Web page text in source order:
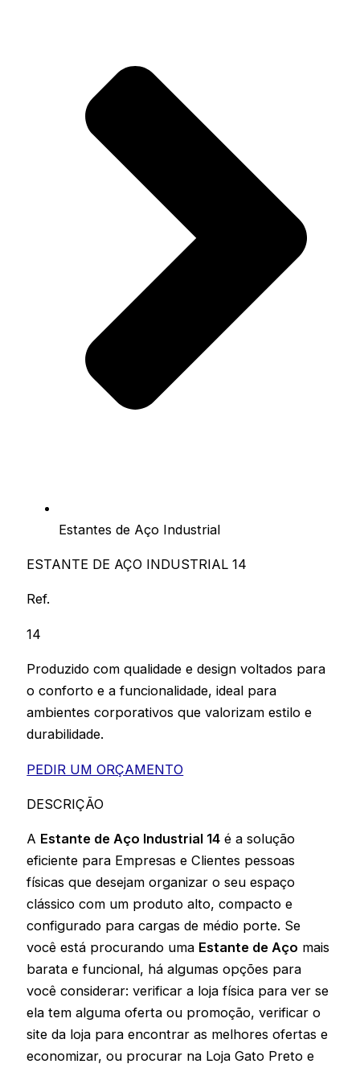
Estantes de Aço Industrial
ESTANTE DE AÇO INDUSTRIAL 14
Ref.
14
Produzido com qualidade e design voltados para
o conforto e a funcionalidade, ideal para
ambientes corporativos que valorizam estilo e
durabilidade.
PEDIR UM ORÇAMENTO
DESCRIÇÃO
A Estante de Aço Industrial 14 é a solução
eficiente para Empresas e Clientes pessoas
físicas que desejam organizar o seu espaço
clássico com um produto alto, compacto e
configurado para cargas de médio porte. Se
você está procurando uma Estante de Aço mais
barata e funcional, há algumas opções para
você considerar: verificar a loja física para ver se
ela tem alguma oferta ou promoção, verificar o
site da loja para encontrar as melhores ofertas e
economizar, ou procurar na Loja Gato Preto e